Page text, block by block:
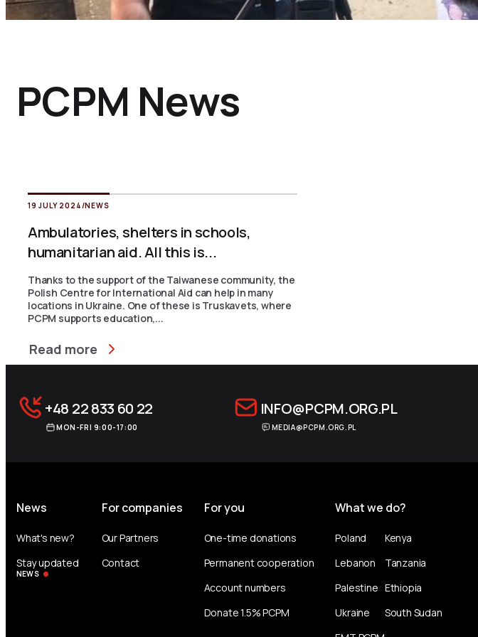
PCPM News
19 JULY 2024/NEWS
Ambulatories, shelters in schools,
humanitarian aid. All this is...
Thanks to the support of the Taiwanese community, the
Polish Centre for International Aid can help in many
locations in Ukraine. One of these is Truskavets, where
PCPM supports education,...
Read more
+48 22 833 60 22
MON-FRI 9:00-17:00
INFO@PCPM.ORG.PL
MEDIA@PCPM.ORG.PL
News
What's new?
Stay updated
NEWS
For companies
Our Partners
Contact
For you
One-time donations
Permanent cooperation
Account numbers
Donate 1.5% PCPM
What we do?
Poland
Lebanon
Palestine
Ukraine
Kenya
Tanzania
Ethiopia
South Sudan